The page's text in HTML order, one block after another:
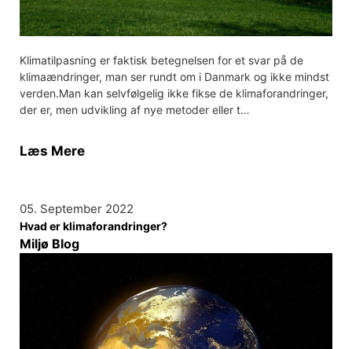
Klimatilpasning er faktisk betegnelsen for et svar på de
klimaændringer, man ser rundt om i Danmark og ikke mindst
verden.Man kan selvfølgelig ikke fikse de klimaforandringer,
der er, men udvikling af nye metoder eller t…
Læs Mere
05. September 2022
Hvad er klimaforandringer?
Miljø Blog